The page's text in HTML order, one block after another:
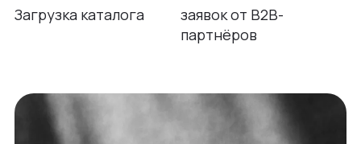
Загрузка каталога
заявок от B2B-
партнёров